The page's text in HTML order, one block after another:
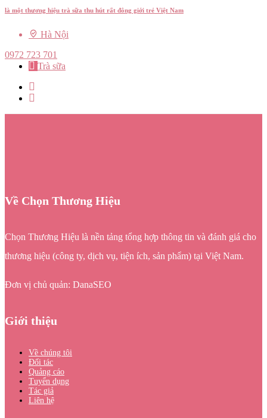
là một thương hiệu trà sữa thu hút rất đông giới trẻ Việt Nam
Hà Nội
0972 723 701
Trà sữa
Về Chọn Thương Hiệu
Chọn Thương Hiệu là nền tảng tổng hợp thông tin và đánh giá cho
thương hiệu (công ty, dịch vụ, tiện ích, sản phẩm) tại Việt Nam.
Đơn vị chủ quản: DanaSEO
Giới thiệu
Về chúng tôi
Đối tác
Quảng cáo
Tuyển dụng
Tác giả
Liên hệ